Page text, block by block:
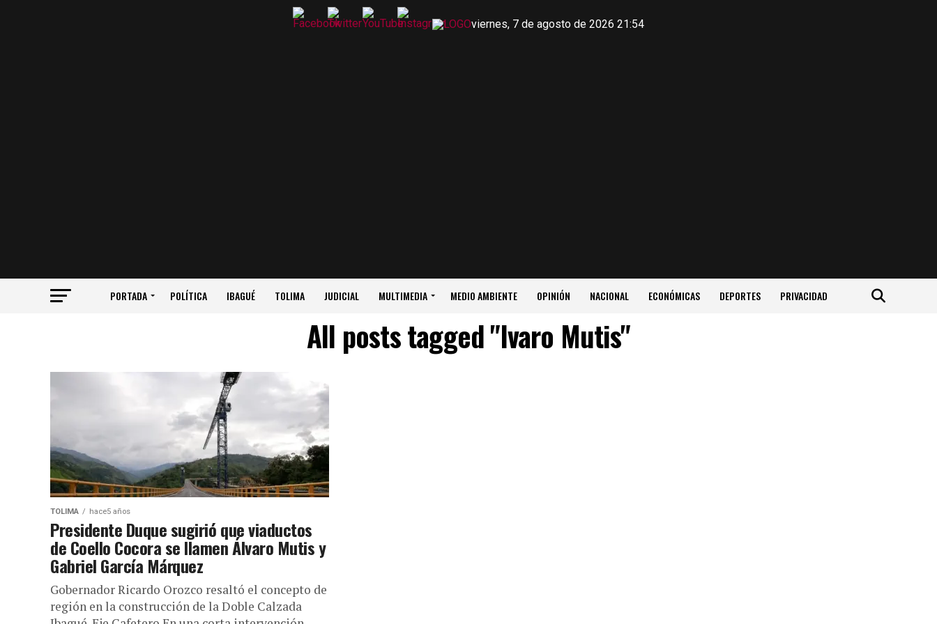
viernes, 7 de agosto de 2026 21:54
PORTADA POLÍTICA IBAGUÉ TOLIMA JUDICIAL MULTIMEDIA MEDIO AMBIENTE OPINIÓN NACIONAL ECONÓMICAS DEPORTES PRIVACIDAD
All posts tagged "lvaro Mutis"
TOLIMA hace5 años
Presidente Duque sugirió que viaductos
de Coello Cocora se llamen Álvaro Mutis y
Gabriel García Márquez
Gobernador Ricardo Orozco resaltó el concepto de
región en la construcción de la Doble Calzada